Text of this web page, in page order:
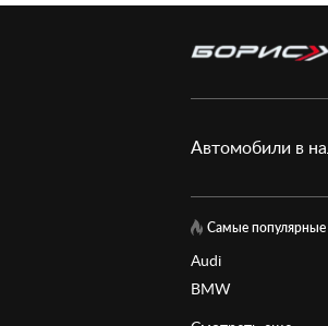
Автомобили в
Самые популярные
Audi
BMW